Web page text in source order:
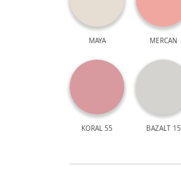
MAYA MERCAN
KORAL 55 BAZALT 15